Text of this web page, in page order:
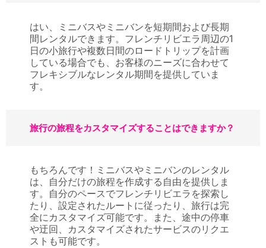
はい、ミニバスやミニバンを短期間および長期
間レンタルできます。フレンチリビエラ周辺の1
日の小旅行や複数日間のロードトリップを計画
している場合でも、お客様のニーズに合わせて
フレキシブルなレンタル期間を提供していま
す。
旅行の旅程をカスタマイズすることはできますか？
もちろんです！ミニバスやミニバンのレンタル
は、自分だけの旅程を作成する自由を提供しま
す。自分のペースでフレンチリビエラを探索し
たり、設定されたルートに従ったり、旅行は完
全にカスタマイズ可能です。また、途中の停車
や迂回、カスタマイズされたサービスのリクエ
ストも可能です。